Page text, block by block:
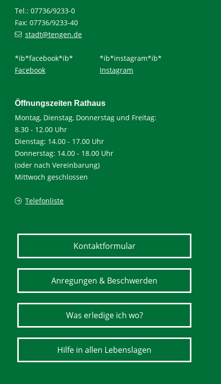
Tel.: 07736/9233-0
Fax: 07736/9233-40
stadt@tengen.de
*ib*facebook*ib*
Facebook
*ib*instagram*ib*
Instagram
Öffnungszeiten Rathaus
Montag, Dienstag, Donnerstag und Freitag:
8.30 - 12.00 Uhr
Dienstag: 14.00 - 17.00 Uhr
Donnerstag: 14.00 - 18.00 Uhr
(oder nach Vereinbarung)
Mittwoch geschlossen
Telefonliste
Kontaktformular
Anregungen & Beschwerden
Was erledige ich wo?
Hilfe in allen Lebenslagen